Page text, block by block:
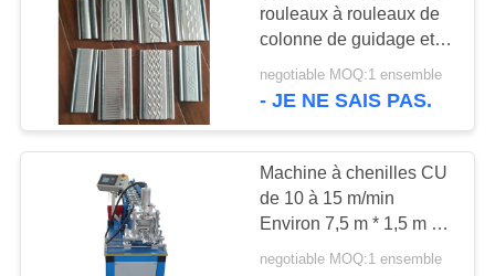
Petit pain de
panneau de mur
formant la machine
40
rouleaux à rouleaux de
colonne de guidage et
de piste avec puissance
de station hydraulique
negotiable MOQ:1 ensemble
- JE NE SAIS PAS.
Machine à chenilles CU
de 10 à 15 m/min
Environ 7,5 m * 1,5 m *
1,2 m Conception à 10-
negotiable MOQ:1 ensemble